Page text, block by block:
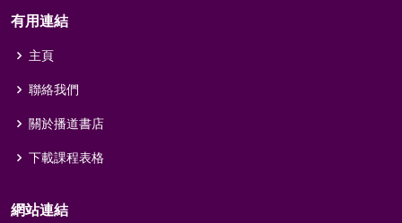
有用連結
主頁
聯絡我們
關於播道書店
下載課程表格
網站連結